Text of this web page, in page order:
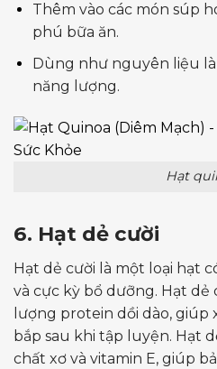
Thêm vào các món súp
phú bữa ăn.
Dùng như nguyên liệu
năng lượng.
Hạt
6. Hạt dẻ cười
Hạt dẻ cười là một loại hạt
và cực kỳ bổ dưỡng. Hạt dẻ
lượng protein dồi dào,
bắp sau khi tập luyện. Hạt
chất xơ và vitamin E, giúp